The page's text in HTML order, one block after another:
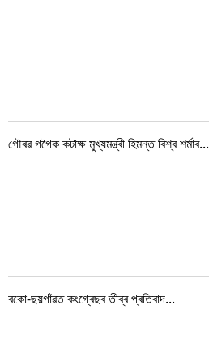
গৌৰৱ গগৈক কটাক্ষ মুখ্যমন্ত্ৰী হিমন্ত বিশ্ব শৰ্মাৰ...
বকো-ছয়গাঁৱত কংগ্ৰেছৰ তীব্ৰ প্ৰতিবাদ...